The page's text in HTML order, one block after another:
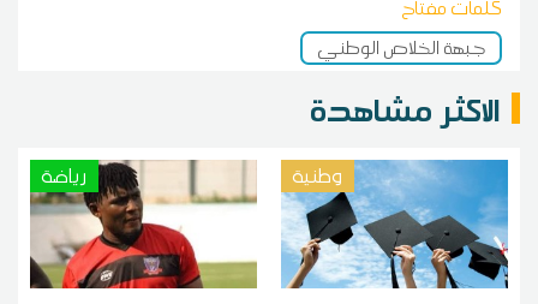
كلمات مفتاح
جبهة الخلاص الوطني
الاكثر مشاهدة
وطنية رياضة